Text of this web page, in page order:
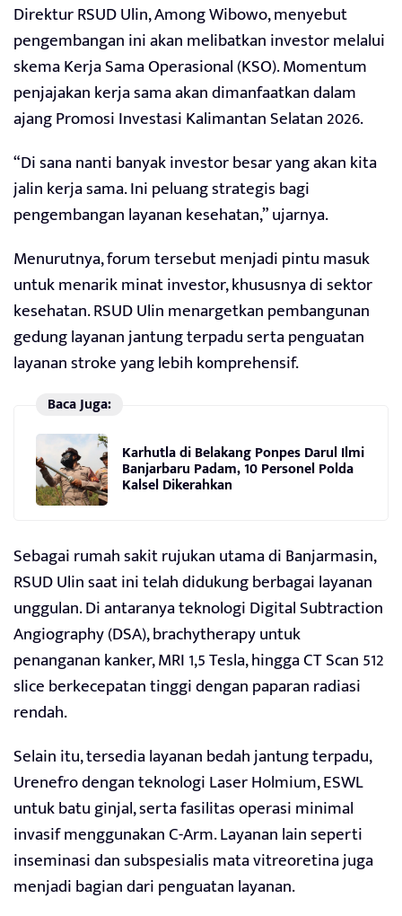
Direktur RSUD Ulin, Among Wibowo, menyebut
pengembangan ini akan melibatkan investor melalui
skema Kerja Sama Operasional (KSO). Momentum
penjajakan kerja sama akan dimanfaatkan dalam
ajang Promosi Investasi Kalimantan Selatan 2026.
“Di sana nanti banyak investor besar yang akan kita
jalin kerja sama. Ini peluang strategis bagi
pengembangan layanan kesehatan,” ujarnya.
Menurutnya, forum tersebut menjadi pintu masuk
untuk menarik minat investor, khususnya di sektor
kesehatan. RSUD Ulin menargetkan pembangunan
gedung layanan jantung terpadu serta penguatan
layanan stroke yang lebih komprehensif.
Baca Juga:
Karhutla di Belakang Ponpes Darul Ilmi
Banjarbaru Padam, 10 Personel Polda
Kalsel Dikerahkan
Sebagai rumah sakit rujukan utama di Banjarmasin,
RSUD Ulin saat ini telah didukung berbagai layanan
unggulan. Di antaranya teknologi Digital Subtraction
Angiography (DSA), brachytherapy untuk
penanganan kanker, MRI 1,5 Tesla, hingga CT Scan 512
slice berkecepatan tinggi dengan paparan radiasi
rendah.
Selain itu, tersedia layanan bedah jantung terpadu,
Urenefro dengan teknologi Laser Holmium, ESWL
untuk batu ginjal, serta fasilitas operasi minimal
invasif menggunakan C-Arm. Layanan lain seperti
inseminasi dan subspesialis mata vitreoretina juga
menjadi bagian dari penguatan layanan.